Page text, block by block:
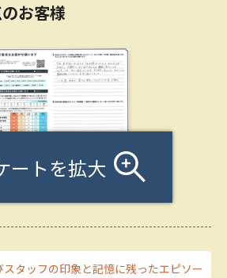
お客様
ートを拡大
スタッフの印象と記憶に残ったエピソー